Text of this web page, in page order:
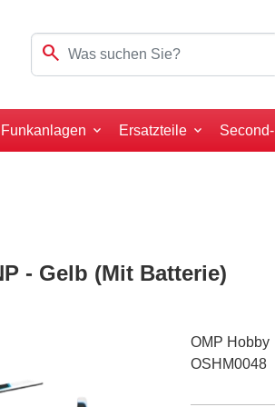
search
Funkanlagen Ersatzteile
- Gelb (Mit Batterie)
OMP Hobby
OSHM0048